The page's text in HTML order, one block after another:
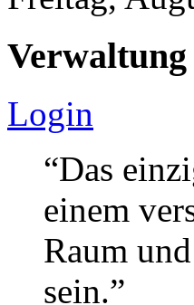
Verwaltung
Login
“Das
einem
Raum
sein.”